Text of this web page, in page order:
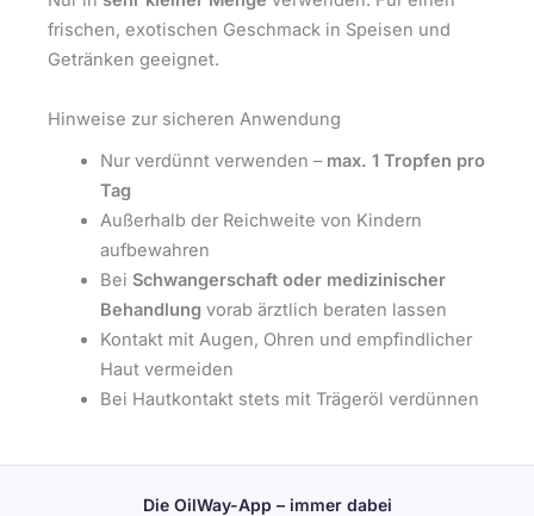
frischen, exotischen Geschmack in Speisen und
Getränken geeignet.
Hinweise zur sicheren Anwendung
Nur verdünnt verwenden – max. 1 Tropfen pro
Tag
Außerhalb der Reichweite von Kindern
aufbewahren
Bei Schwangerschaft oder medizinischer
Behandlung vorab ärztlich beraten lassen
Kontakt mit Augen, Ohren und empfindlicher
Haut vermeiden
Bei Hautkontakt stets mit Trägeröl verdünnen
Die OilWay-App – immer dabei